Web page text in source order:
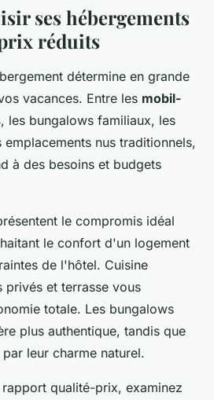
ses hébergements
réduits
détermine en grande
vacances. Entre les mobil-
, les bungalows familiaux, les
nus traditionnels,
à des besoins et budgets
le compromis idéal
le confort d'un logement
de l'hôtel. Cuisine
privés et terrasse vous
totale. Les bungalows
plus authentique, tandis que
leur charme naturel.
qualité-prix, examinez